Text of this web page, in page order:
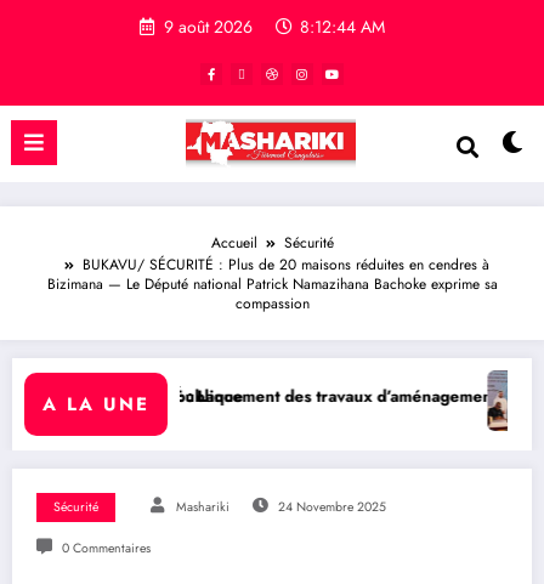
9 août 2026 8:12:45 AM
Accueil
Sécurité
BUKAVU/ SÉCURITÉ : Plus de 20 maisons réduites en cendres à
Bizimana — Le Député national Patrick Namazihana Bachoke exprime sa
compassion
A LA UNE
des travaux d’aménagement de la voirie sur l’avenue Nyofu 1:
QATAR/ POLITIQUE :
Sécurité Mashariki 24 Novembre 2025
0 Commentaires